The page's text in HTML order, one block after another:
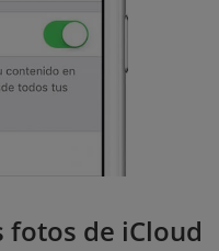
fotos de iCloud